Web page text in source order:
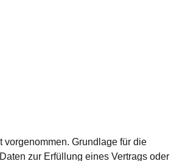
Grundlage für die
zur Erfüllung eines Vertrags oder